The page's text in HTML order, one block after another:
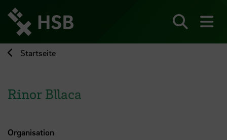
zum
Seiteninhalt
springen
Startseite
Rinor Bllaca
Organisation